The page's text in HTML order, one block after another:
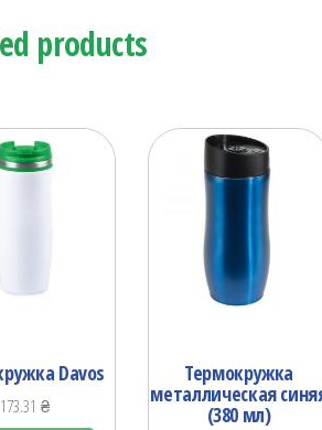
products
Davos
173.31₴
Термокружка
металлическая
(380 мл)